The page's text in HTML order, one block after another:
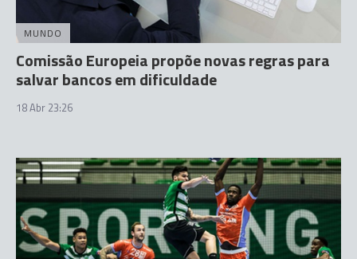
MUNDO
Comissão Europeia propõe novas regras para
salvar bancos em dificuldade
18 Abr 23:26